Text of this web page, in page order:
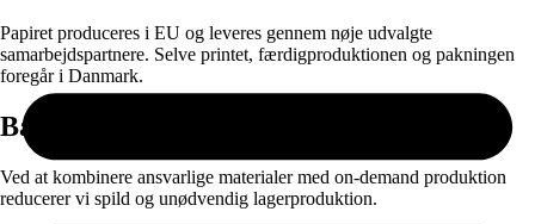
Papiret produceres i EU og leveres gennem nøje udvalgte
samarbejdspartnere. Selve printet, færdigproduktionen og pakningen
foregår i Danmark.
Bæredygtighed
Ved at kombinere ansvarlige materialer med on-demand produktion
reducerer vi spild og unødvendig lagerproduktion.